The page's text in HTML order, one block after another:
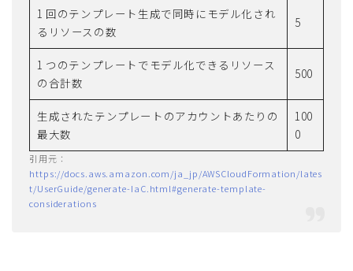
1 回のテンプレート生成で同時にモデル化され
るリソースの数
5
1 つのテンプレートでモデル化できるリソース
の合計数
500
生成されたテンプレートのアカウントあたりの
最大数
100
0
https://docs.aws.amazon.com/ja_jp/AWSCloudFormation/lates
t/UserGuide/generate-IaC.html#generate-template-
considerations